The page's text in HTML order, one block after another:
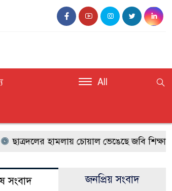
All
ছাত্রদলের হামলায় চোয়াল ভেঙেছে জবি
সংবাদ জনপ্রিয় সংবাদ